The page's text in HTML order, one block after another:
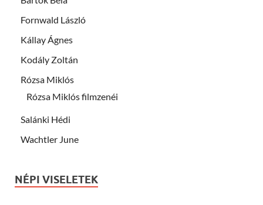
Fornwald László
Kállay Ágnes
Kodály Zoltán
Rózsa Miklós
Rózsa Miklós filmzenéi
Salánki Hédi
Wachtler June
NÉPI VISELETEK